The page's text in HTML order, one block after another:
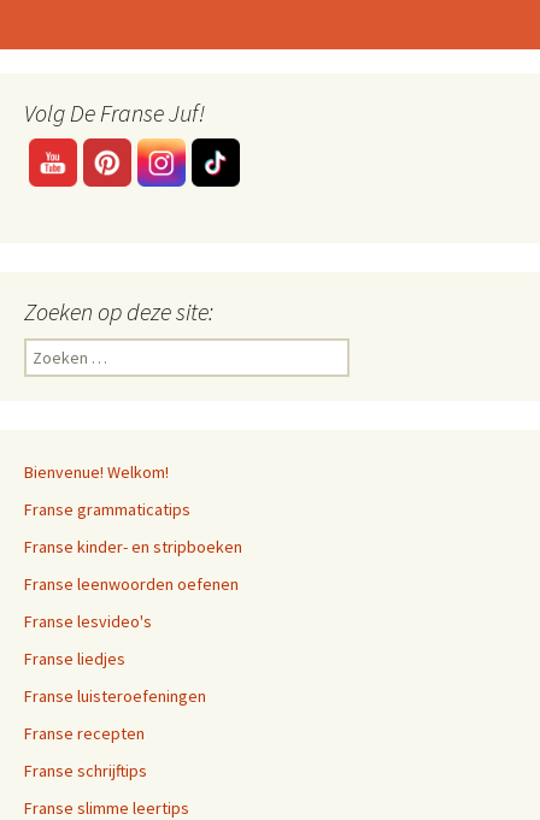
Volg De Franse Juf!
Zoeken op deze site:
Zoeken
naar:
Bienvenue! Welkom!
Franse grammaticatips
Franse kinder- en stripboeken
Franse leenwoorden oefenen
Franse lesvideo's
Franse liedjes
Franse luisteroefeningen
Franse recepten
Franse schrijftips
Franse slimme leertips